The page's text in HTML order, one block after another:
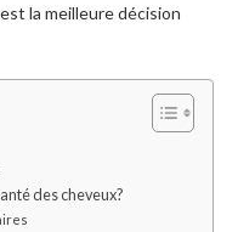
la meilleure décision
des cheveux?